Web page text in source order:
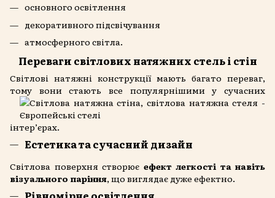
основного освітлення
декоративного підсвічування
атмосферного світла.
Переваги світлових натяжних стель і стін
Світлові натяжні конструкції мають багато переваг,
тому вони стають все популярнішими у сучасних
інтер’єрах.
Естетика та сучасний дизайн
Світлова поверхня створює ефект легкості та навіть
візуального паріння, що виглядає дуже ефектно.